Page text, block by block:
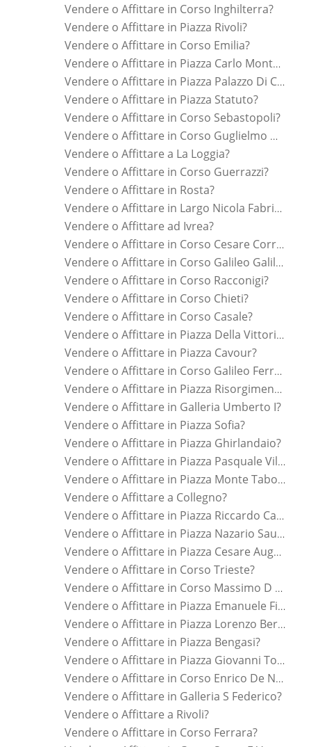
Vendere o Affittare in Corso Inghilterra?
Vendere o Affittare in Piazza Rivoli?
Vendere o Affittare in Corso Emilia?
Vendere o Affittare in Piazza Carlo Montanari?
Vendere o Affittare in Piazza Palazzo Di Citta ?
Vendere o Affittare in Piazza Statuto?
Vendere o Affittare in Corso Sebastopoli?
Vendere o Affittare in Corso Guglielmo Marconi?
Vendere o Affittare a La Loggia?
Vendere o Affittare in Corso Guerrazzi?
Vendere o Affittare in Rosta?
Vendere o Affittare in Largo Nicola Fabrizi?
Vendere o Affittare ad Ivrea?
Vendere o Affittare in Corso Cesare Correnti?
Vendere o Affittare in Corso Galileo Galilei?
Vendere o Affittare in Corso Racconigi?
Vendere o Affittare in Corso Chieti?
Vendere o Affittare in Corso Casale?
Vendere o Affittare in Piazza Della Vittoria?
Vendere o Affittare in Piazza Cavour?
Vendere o Affittare in Corso Galileo Ferraris?
Vendere o Affittare in Piazza Risorgimento?
Vendere o Affittare in Galleria Umberto I?
Vendere o Affittare in Piazza Sofia?
Vendere o Affittare in Piazza Ghirlandaio?
Vendere o Affittare in Piazza Pasquale Villari?
Vendere o Affittare in Piazza Monte Tabor?
Vendere o Affittare a Collegno?
Vendere o Affittare in Piazza Riccardo Cattaneo?
Vendere o Affittare in Piazza Nazario Sauro?
Vendere o Affittare in Piazza Cesare Augusto?
Vendere o Affittare in Corso Trieste?
Vendere o Affittare in Corso Massimo D Azeglio?
Vendere o Affittare in Piazza Emanuele Filiberto?
Vendere o Affittare in Piazza Lorenzo Bernini?
Vendere o Affittare in Piazza Bengasi?
Vendere o Affittare in Piazza Giovanni Toselli?
Vendere o Affittare in Corso Enrico De Nicola?
Vendere o Affittare in Galleria S Federico?
Vendere o Affittare a Rivoli?
Vendere o Affittare in Corso Ferrara?